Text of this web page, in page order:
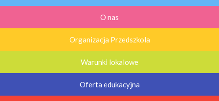
O nas
Organizacja Przedszkola
Warunki lokalowe
Oferta edukacyjna